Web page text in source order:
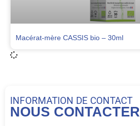
Macérat-mère CASSIS bio – 30ml
INFORMATION DE CONTACT
NOUS CONTACTER